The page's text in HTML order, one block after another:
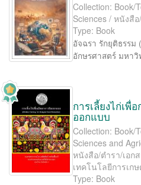
Collection: Book/
Sciences / หนังสื
Type: Book
อัจฉรา รักยุติธรรม (
อักษรศาสตร์ มหา
การเลี้ยงไก่เพื่
ออกแบบ
Collection: Book/
Sciences and
หนังสือ/ตำรา/เอก
เทคโนโลยีการเก
Type: Book